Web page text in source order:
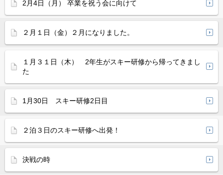
2月4日（月） 卒業を祝う会に向けて
２月１日（金）２月になりました。
１月３１日（木） 2年生がスキー研修から帰ってきまし
た
1月30日 スキー研修2日目
２泊３日のスキー研修へ出発！
決戦の時